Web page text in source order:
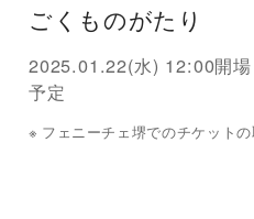
ごくものがたり
2025.01.22(水) 12:00開
予定
フェニーチェ堺でのチケットの